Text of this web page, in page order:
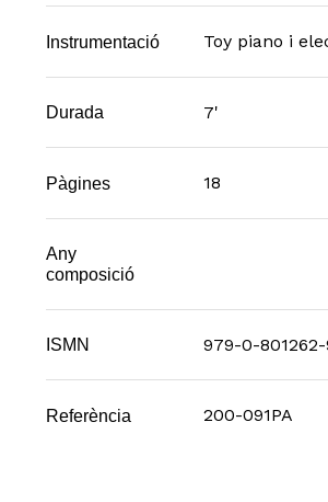
Instrumentació Toy piano i
Durada 7'
Pàgines 18
Any
composició
ISMN 979-0-801262-
Referència 200-091PA